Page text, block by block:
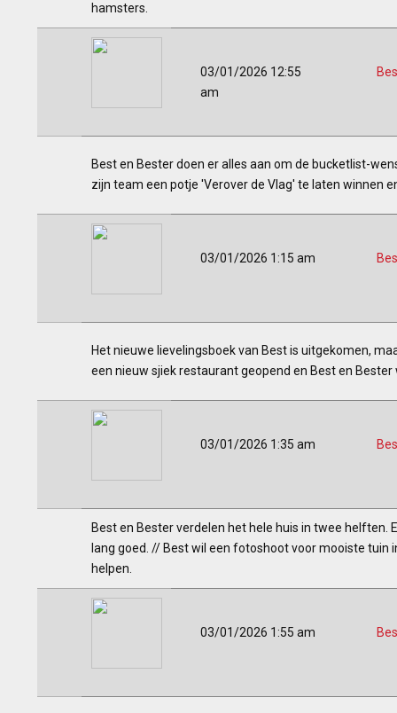
hamsters.
03/01/2026 12:55
am
Best en Bester doen er alles aan om de bucketlist-
zijn team een potje 'Verover de Vlag' te laten winnen
03/01/2026 1:15 am
Het nieuwe lievelingsboek van Best is uitgekomen,
een nieuw sjiek restaurant geopend en Best en
03/01/2026 1:35 am
Best en Bester verdelen het hele huis in twee helften.
lang goed. // Best wil een fotoshoot voor mooiste
helpen.
03/01/2026 1:55 am